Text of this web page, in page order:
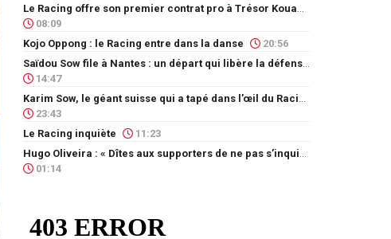
08:09
Kojo Oppong : le Racing entre dans la danse
20:56
14:47
23:43
Le Racing inquiète
11:23
01:14